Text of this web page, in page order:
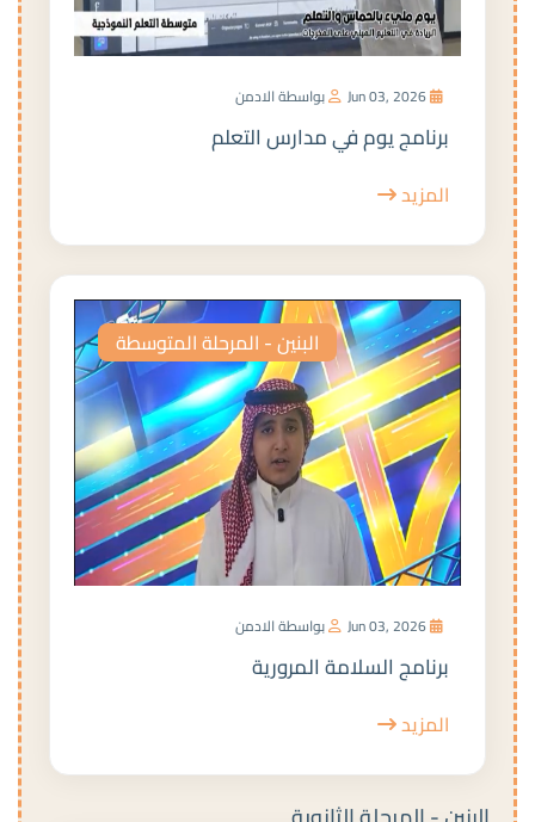
بواسطة الادمن
برنامج يوم في مدارس التعلم
المزيد
البنين - المرحلة المتوسطة
بواسطة الادمن
برنامج السلامة المرورية
المزيد